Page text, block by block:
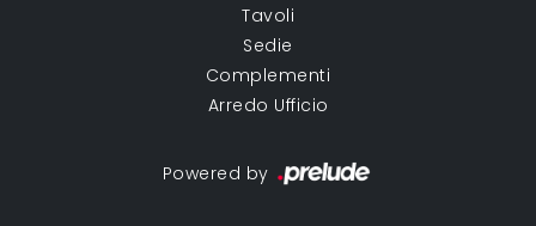
Tavoli
Sedie
Complementi
Arredo Ufficio
Powered by